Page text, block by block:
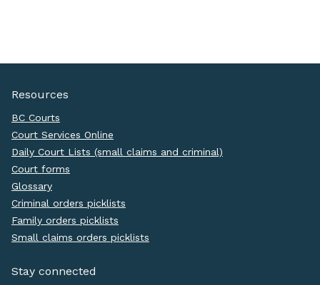
Resources
BC Courts
Court Services Online
Daily Court Lists (small claims and criminal)
Court forms
Glossary
Criminal orders picklists
Family orders picklists
Small claims orders picklists
Stay connected